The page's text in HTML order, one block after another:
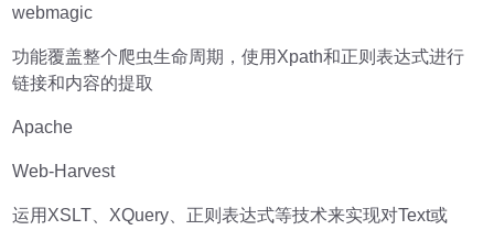
webmagic
功能覆盖整个爬虫生命周期，使用Xpath和正则表达式进行
链接和内容的提取
Apache
Web-Harvest
运用XSLT、XQuery、正则表达式等技术来实现对Text或